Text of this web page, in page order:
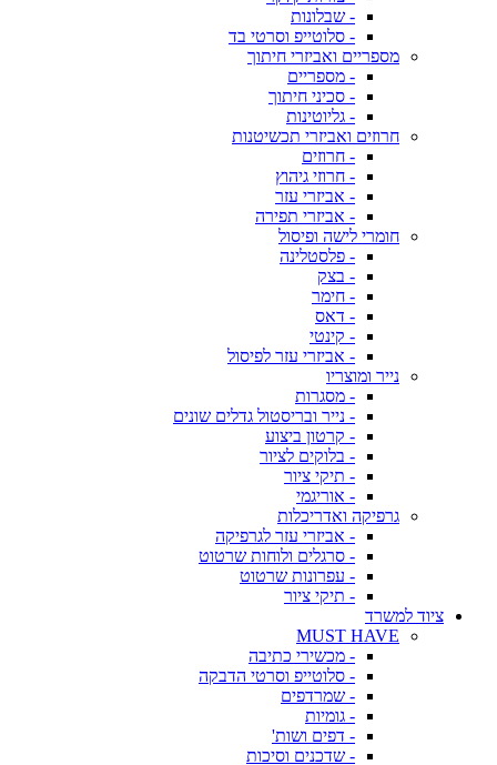
- שבלונות
- סלוטייפ וסרטי בד
מספריים ואביזרי חיתוך
- מספריים
- סכיני חיתוך
- גליוטינות
חרוזים ואביזרי תכשיטנות
- חרוזים
- חרוזי גיהוץ
- אביזרי עזר
- אביזרי תפירה
חומרי לישה ופיסול
- פלסטלינה
- בצק
- חימר
- דאס
- קינטי
- אביזרי עזר לפיסול
נייר ומוצריו
- מסגרות
- נייר ובריסטול גדלים שונים
- קרטון ביצוע
- בלוקים לציור
- תיקי ציור
- אוריגמי
גרפיקה ואדריכלות
- אביזרי עזר לגרפיקה
- סרגלים ולוחות שרטוט
- עפרונות שרטוט
- תיקי ציור
ציוד למשרד
MUST HAVE
- מכשירי כתיבה
- סלוטייפ וסרטי הדבקה
- שמרדפים
- גומיות
- דפים ושות'
- שדכנים וסיכות